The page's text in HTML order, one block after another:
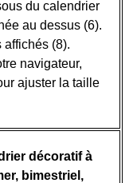
du calendrier
au dessus (6).
affichés (8).
navigateur,
ajuster la taille
décoratif à
bimestriel,